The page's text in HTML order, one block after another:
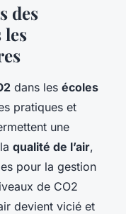
des
les
dans les écoles
pratiques et
une
qualité de l’air,
pour la gestion
de CO2
devient vicié et